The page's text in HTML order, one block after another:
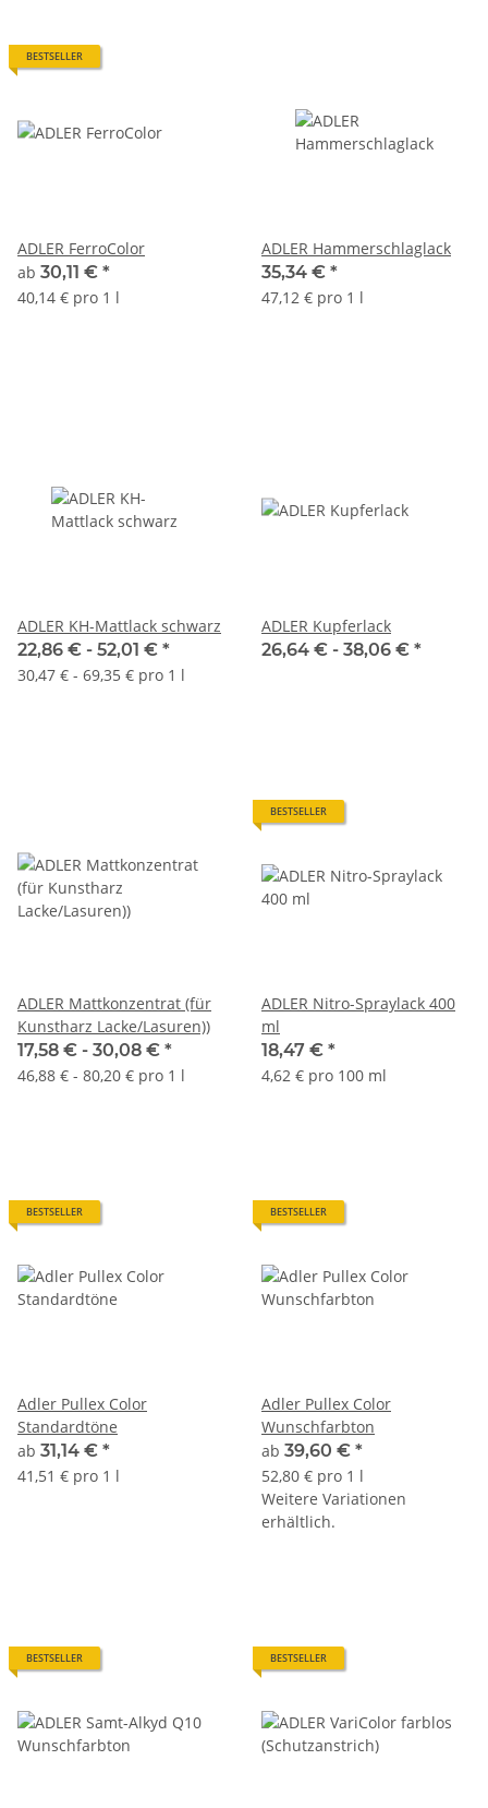
BESTSELLER
ADLER FerroColor
ab 30,11 € *
40,14 € pro 1 l
ADLER Hammerschlaglack
35,34 € *
47,12 € pro 1 l
ADLER KH-Mattlack schwarz
22,86 € - 52,01 € *
30,47 € - 69,35 € pro 1 l
ADLER Kupferlack
26,64 € - 38,06 € *
ADLER Mattkonzentrat (für
Kunstharz Lacke/Lasuren))
17,58 € - 30,08 € *
46,88 € - 80,20 € pro 1 l
BESTSELLER
ADLER Nitro-Spraylack 400
ml
18,47 € *
4,62 € pro 100 ml
BESTSELLER
Adler Pullex Color
Standardtöne
ab 31,14 € *
41,51 € pro 1 l
BESTSELLER
Adler Pullex Color
Wunschfarbton
ab 39,60 € *
52,80 € pro 1 l
Weitere Variationen
erhältlich.
BESTSELLER BESTSELLER